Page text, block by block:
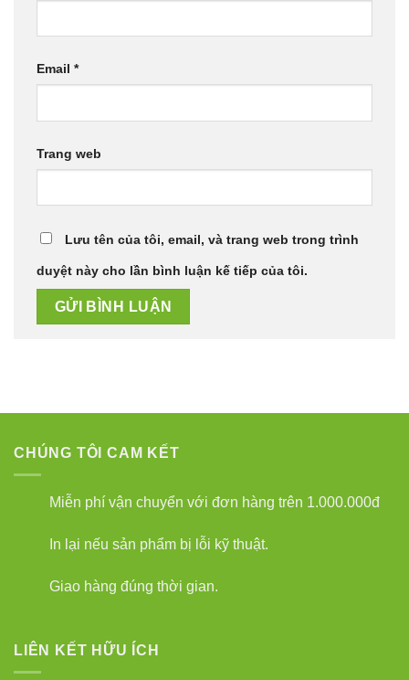
Email *
Trang web
Lưu tên của tôi, email, và trang web trong trình
duyệt này cho lần bình luận kế tiếp của tôi.
CHÚNG TÔI CAM KẾT
Miễn phí vận chuyển với đơn hàng trên 1.000.000đ
In lại nếu sản phẩm bị lỗi kỹ thuật.
Giao hàng đúng thời gian.
LIÊN KẾT HỮU ÍCH